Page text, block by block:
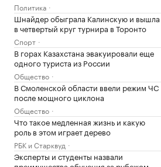
Политика
Шнайдер обыграла Калинскую и вышла
в четвертый круг турнира в Торонто
Спорт
В горах Казахстана эвакуировали еще
одного туриста из России
Общество
В Смоленской области ввели режим ЧС
после мощного циклона
Общество
Что такое медленная жизнь и какую
роль в этом играет дерево
РБК и Старквуд
Эксперты и студенты назвали